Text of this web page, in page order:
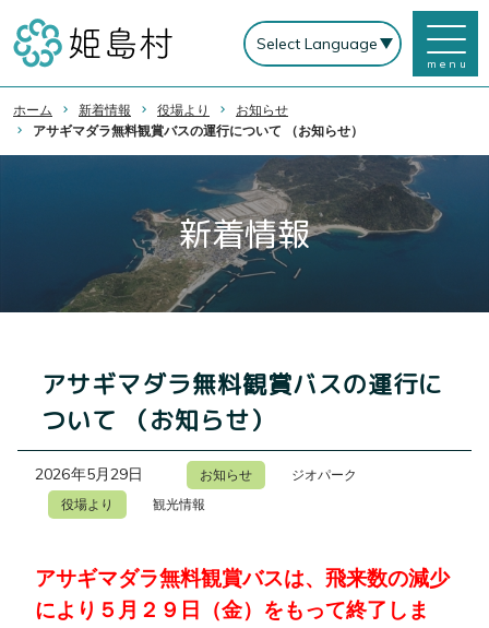
menu
ホーム 新着情報 役場より
お知らせ
アサギマダラ無料観賞バスの運行について （お知らせ）
新着情報
アサギマダラ無料観賞バスの運行に
ついて （お知らせ）
2026年5月29日 お知らせ
ジオパーク
役場より
観光情報
アサギマダラ無料観賞バスは、飛来数の減少
により５月２９日（金）をもって終了しま